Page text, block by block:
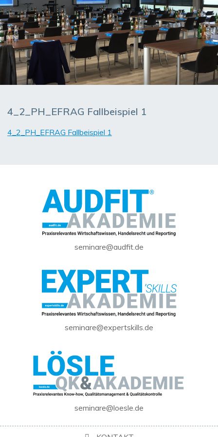
4_2_PH_EFRAG Fallbeispiel 1
4_2_PH_EFRAG Fallbeispiel 1
seminare@audfit.de
seminare@expertskills.de
seminare@loesle.de